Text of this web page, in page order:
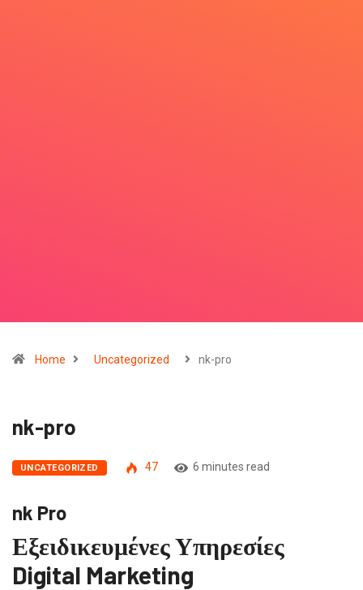
Home Uncategorized nk-pro
nk-pro
UNCATEGORIZED 47 6 minutes read
nk Pro
Εξειδικευμένες Υπηρεσίες
Digital Marketing